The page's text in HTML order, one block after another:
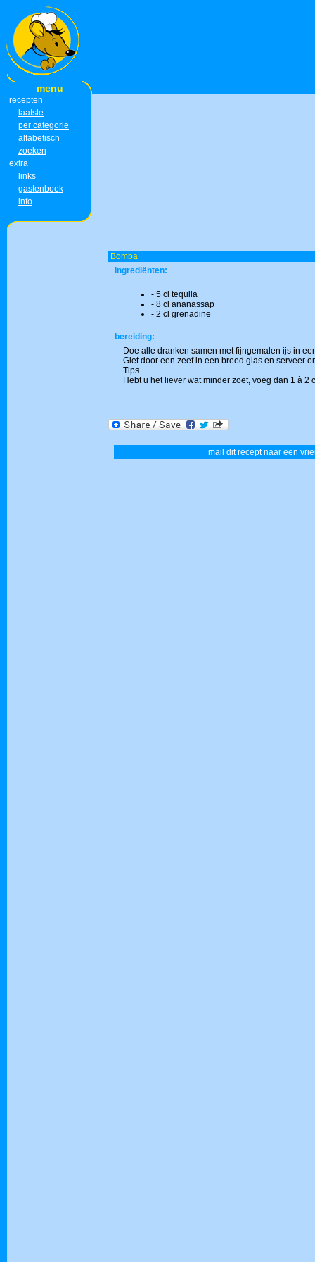
menu
recepten
laatste
per categorie
alfabetisch
zoeken
extra
links
gastenboek
info
Bomba
ingrediënten:
- 5 cl tequila
- 8 cl ananassap
- 2 cl grenadine
bereiding:
Doe alle dranken samen met fijngemalen ijs in
Giet door een zeef in een breed glas en serveer
Tips
Hebt u het liever wat minder zoet, voeg dan 1 à 2
mail dit recept naar een